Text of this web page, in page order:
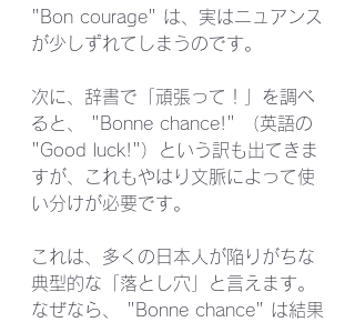
"Bon courage" は、実はニュアンス
が少しずれてしまうのです。
次に、辞書で「頑張って！」を調べ
ると、 "Bonne chance!" （英語の
"Good luck!"）という訳も出てきま
すが、これもやはり文脈によって使
い分けが必要です。
これは、多くの日本人が陥りがちな
典型的な「落とし穴」と言えます。
なぜなら、 "Bonne chance" は結果